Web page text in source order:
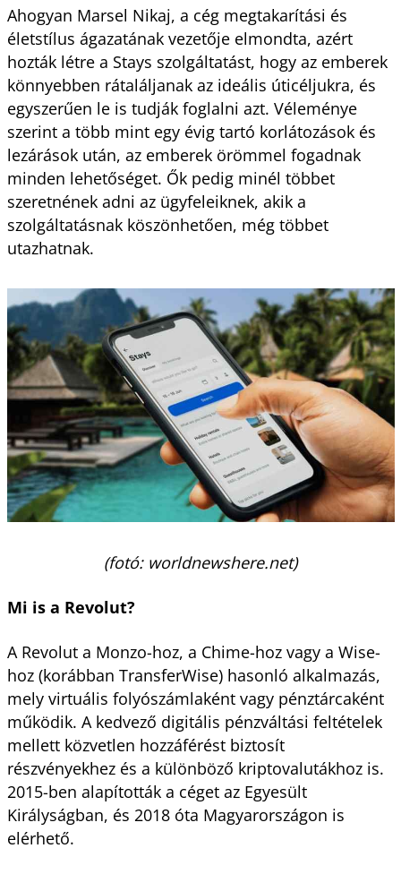
Ahogyan Marsel Nikaj, a cég megtakarítási és
életstílus ágazatának vezetője elmondta, azért
hozták létre a Stays szolgáltatást, hogy az emberek
könnyebben rátaláljanak az ideális úticéljukra, és
egyszerűen le is tudják foglalni azt. Véleménye
szerint a több mint egy évig tartó korlátozások és
lezárások után, az emberek örömmel fogadnak
minden lehetőséget. Ők pedig minél többet
szeretnének adni az ügyfeleiknek, akik a
szolgáltatásnak köszönhetően, még többet
utazhatnak.
(fotó: worldnewshere.net)
Mi is a Revolut?
A Revolut a Monzo-hoz, a Chime-hoz vagy a Wise-
hoz (korábban TransferWise) hasonló alkalmazás,
mely virtuális folyószámlaként vagy pénztárcaként
működik. A kedvező digitális pénzváltási feltételek
mellett közvetlen hozzáférést biztosít
részvényekhez és a különböző kriptovalutákhoz is.
2015-ben alapították a céget az Egyesült
Királyságban, és 2018 óta Magyarországon is
elérhető.